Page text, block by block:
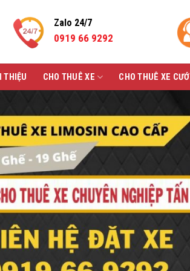
Zalo 24/7
0919 66 9292
THIỆU CHO THUÊ XE CHO THUÊ XE CƯỚI